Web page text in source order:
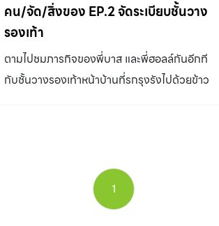
คน/จัด/สิ่งของ EP.2 จัดระเบียบชั้นวาง
รองเท้า
ตามไปชมภารกิจของพี่บาส และพี่ฮอลล์กันอีกที
กับชั้นวางรองเท้าหน้าบ้านที่รกรุงรังไปด้วยข้าว
1